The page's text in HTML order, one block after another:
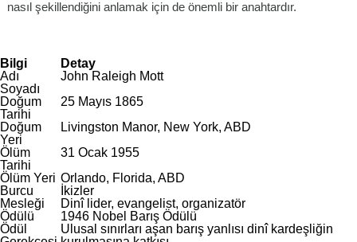
nasıl şekillendiğini anlamak için de önemli bir anahtardır.
Bilgi
Detay
Adı
Soyadı
John Raleigh Mott
Doğum
Tarihi
25 Mayıs 1865
Doğum
Yeri
Livingston Manor, New York, ABD
Ölüm
Tarihi
31 Ocak 1955
Ölüm Yeri Orlando, Florida, ABD
Burcu
İkizler
Mesleği
Dinî lider, evangelist, organizatör
Ödülü
1946 Nobel Barış Ödülü
Ödül
Ulusal sınırları aşan barış yanlısı dinî kardeşliğin